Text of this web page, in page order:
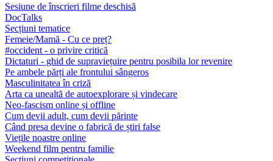
Sesiune de înscrieri filme deschisă
DocTalks
Secțiuni tematice
Femeie/Mamă - Cu ce preț?
#occident - o privire critică
Dictaturi - ghid de supraviețuire pentru posibila lor revenire
Pe ambele părți ale frontului sângeros
Masculinitatea în criză
Arta ca unealtă de autoexplorare și vindecare
Neo-fascism online și offline
Cum devii adult, cum devii părinte
Când presa devine o fabrică de știri false
Viețile noastre online
Weekend film pentru familie